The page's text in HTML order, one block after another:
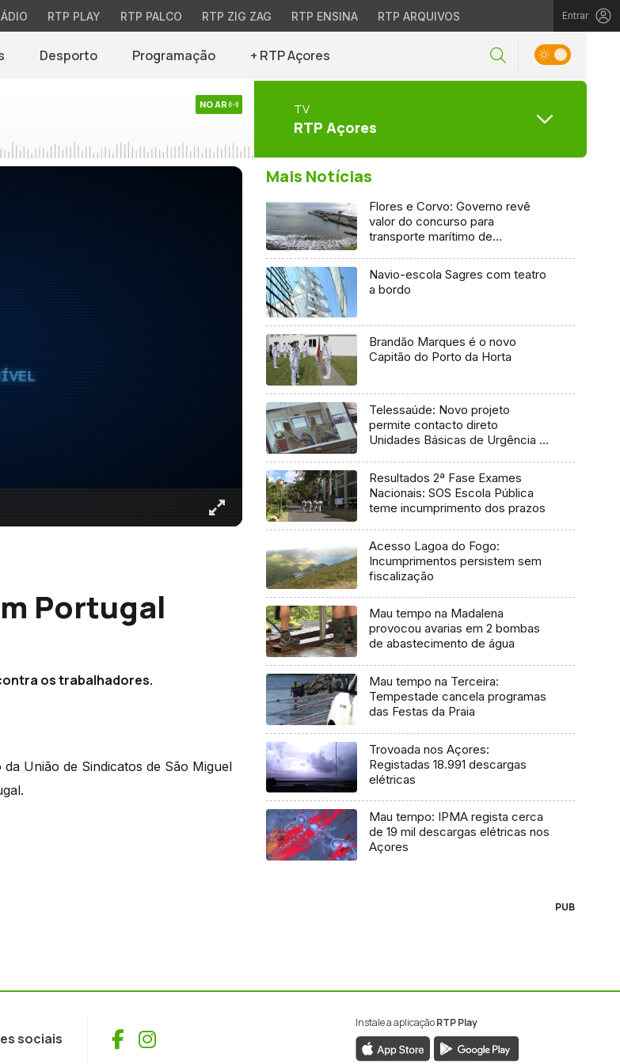
RTP PLAY RTP PALCO RTP ZIG ZAG RTP ENSINA RTP ARQUIVOS Entrar
Desporto Programação + RTP Açores
NO AR TV
RTP Açores
Portugal
os trabalhadores.
União de Sindicatos de São Miguel
Mais Notícias
Flores e Corvo: Governo revê
valor do concurso para
transporte marítimo de
Navio-escola Sagres com teatro
a bordo
Brandão Marques é o novo
Capitão do Porto da Horta
Telessaúde: Novo projeto
permite contacto direto
Unidades Básicas de Urgência e
Resultados 2ª Fase Exames
Nacionais: SOS Escola Pública
teme incumprimento dos prazos
Acesso Lagoa do Fogo:
Incumprimentos persistem sem
fiscalização
Mau tempo na Madalena
provocou avarias em 2 bombas
de abastecimento de água
Mau tempo na Terceira:
Tempestade cancela programas
das Festas da Praia
Trovoada nos Açores:
Registadas 18.991 descargas
elétricas
Mau tempo: IPMA regista cerca
de 19 mil descargas elétricas nos
Açores
PUB
sociais Facebook
Instagram
Instale a aplicaçãoRTP Play